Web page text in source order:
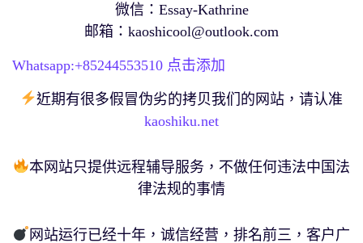
微信：Essay-Kathrine
邮箱： kaoshicool@outlook.com
Whatsapp:+85244553510 点击添加
近期有很多假冒伪劣的拷贝我们的网站，请认准
kaoshiku.net
本网站只提供远程辅导服务，不做任何违法中国法
律法规的事情
网站运行已经十年，诚信经营，排名前三，客户广